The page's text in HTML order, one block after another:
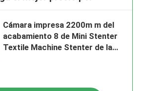
Cámara impresa 2200m m del
acabamiento 8 de Mini Stenter
Textile Machine Stenter de la